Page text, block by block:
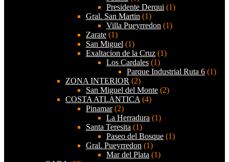
Presidente Derqui (1)
Gral. San Martin (1)
Villa Pueyrredon (1)
Zarate (1)
San Miguel (1)
Exaltacion de la Cruz (1)
Los Cardales (1)
Parque Industrial Ruta 6 (1)
ZONA INTERIOR (2)
San Miguel del Monte (2)
COSTA ATLANTICA (4)
Pinamar(2)
La Herradura (1)
Santa Teresita (1)
Paseo del Bosque (1)
Gral. Pueyrredon (1)
Mar del Plata (1)